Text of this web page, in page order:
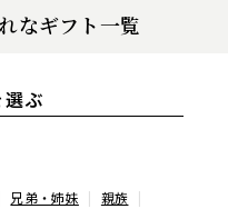
なギフト一覧
ぶ
兄弟・姉妹 親族